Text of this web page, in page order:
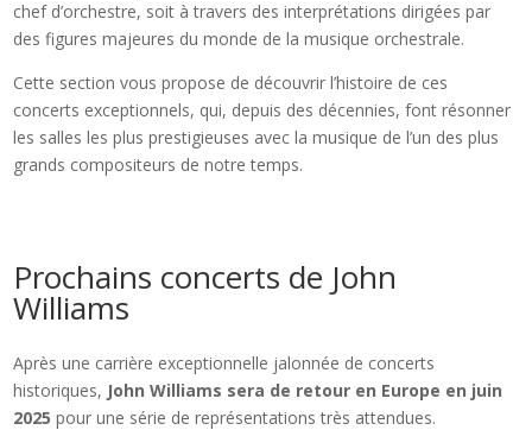
chef d’orchestre, soit à travers des interprétations dirigées par
des figures majeures du monde de la musique orchestrale.
Cette section vous propose de découvrir l’histoire de ces
concerts exceptionnels, qui, depuis des décennies, font résonner
les salles les plus prestigieuses avec la musique de l’un des plus
grands compositeurs de notre temps.
Prochains concerts de John
Williams
Après une carrière exceptionnelle jalonnée de concerts
historiques, John Williams sera de retour en Europe en juin
2025 pour une série de représentations très attendues.